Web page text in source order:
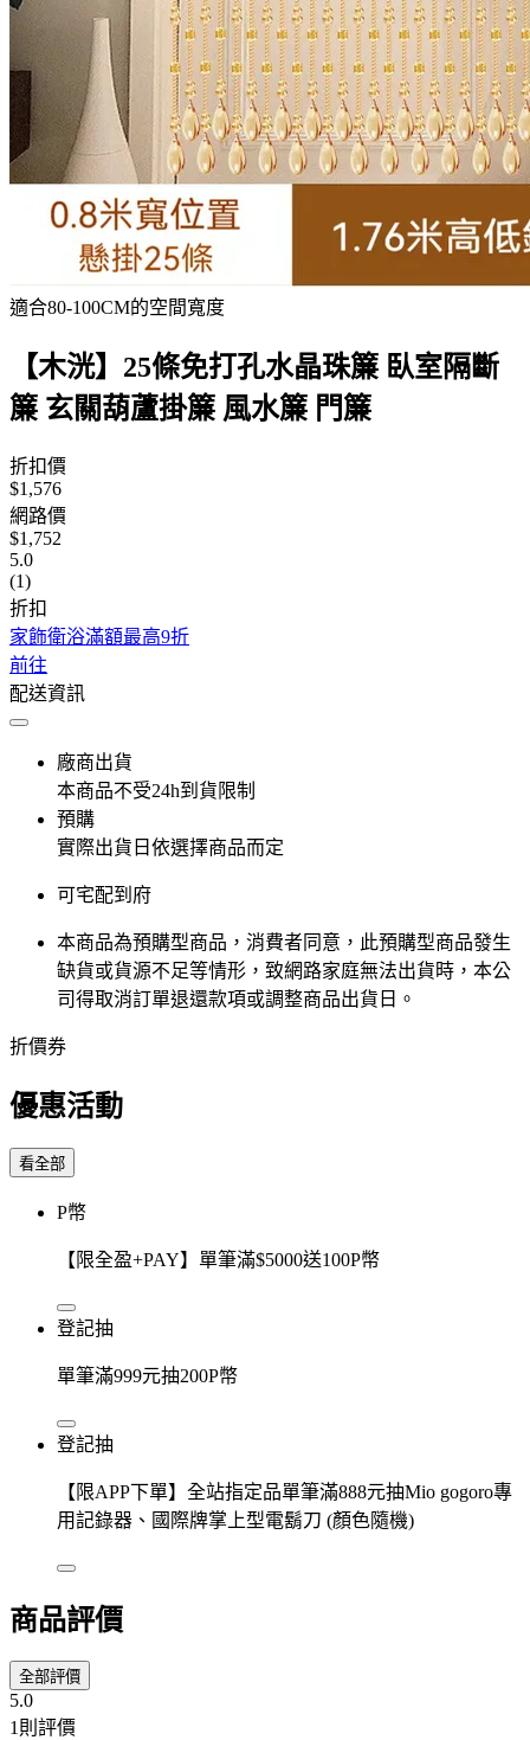
適合80-100CM的空間寬度
【木洸】25條免打孔水晶珠簾 臥室隔斷
簾 玄關葫蘆掛簾 風水簾 門簾
折扣價
$1,576
網路價
$1,752
5.0
(1)
折扣
家飾衛浴滿額最高9折
前往
配送資訊
廠商出貨
本商品不受24h到貨限制
預購
實際出貨日依選擇商品而定
可宅配到府
本商品為預購型商品，消費者同意，此預購型商品發生
缺貨或貨源不足等情形，​致網路家庭無法出貨時，本公
司得取消訂單退還款項或調整商品出貨日。
折價券
優惠活動
看全部
P幣
【限全盈+PAY】單筆滿$5000送100P幣
登記抽
單筆滿999元抽200P幣
登記抽
【限APP下單】全站指定品單筆滿888元抽Mio gogoro專
用記錄器、國際牌掌上型電鬍刀 (顏色隨機)
商品評價
全部評價
5.0
1則評價